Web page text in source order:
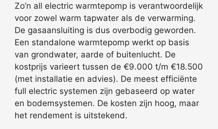
Zo’n all electric warmtepomp is verantwoordelijk
voor zowel warm tapwater als de verwarming.
De gasaansluiting is dus overbodig geworden.
Een standalone warmtepomp werkt op basis
van grondwater, aarde of buitenlucht. De
kostprijs varieert tussen de €9.000 t/m €18.500
(met installatie en advies). De meest efficiënte
full electric systemen zijn gebaseerd op water
en bodemsystemen. De kosten zijn hoog, maar
het rendement is uitstekend.